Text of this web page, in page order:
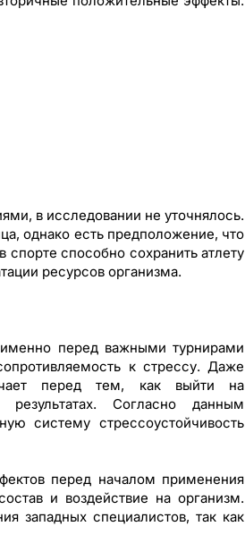
в исследовании не уточнялось.
однако есть предположение, что
спорте способно сохранить атлету
ресурсов организма.
перед важными турнирами
к стрессу. Даже
перед тем, как выйти на
Согласно данным
систему стрессоустойчивость
перед началом применения
и воздействие на организм.
западных специалистов, так как